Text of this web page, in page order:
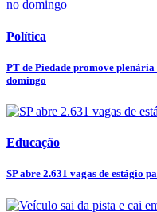
Política
PT de Piedade promove
domingo
Educação
SP abre 2.631 vagas de estágio